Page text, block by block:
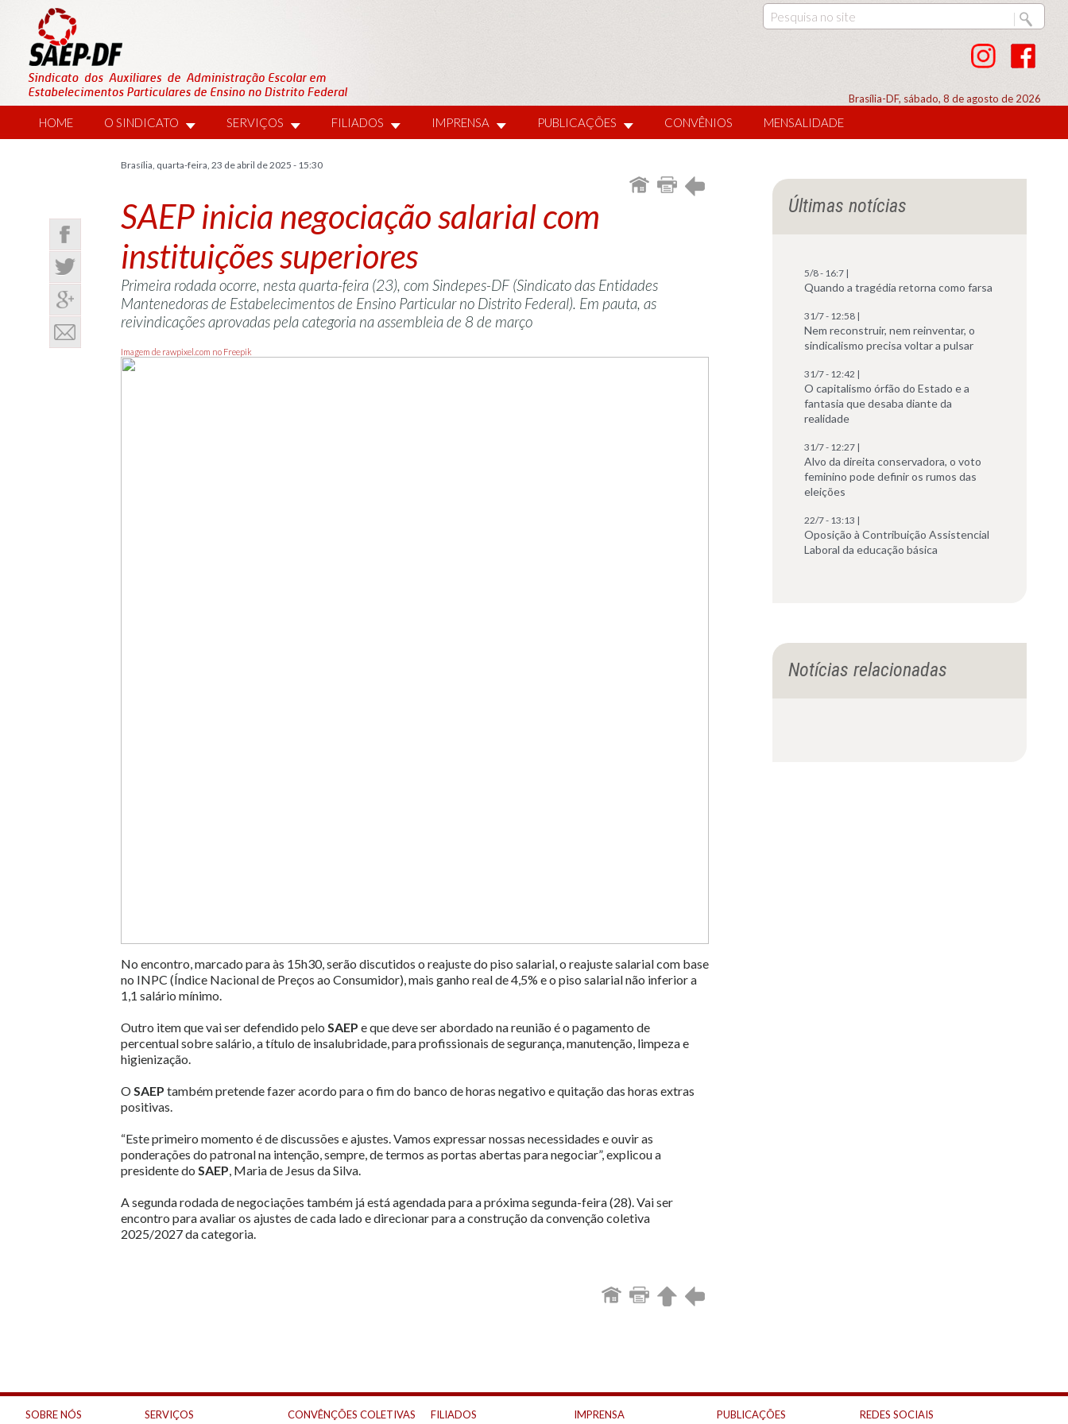
Brasília-DF, sábado, 8 de agosto de 2026
HOME O SINDICATO SERVIÇOS FILIADOS IMPRENSA PUBLICAÇÕES CONVÊNIOS MENSALIDADE
Brasília, quarta-feira, 23 de abril de 2025 - 15:30
SAEP inicia negociação salarial com
instituições superiores
Primeira rodada ocorre, nesta quarta-feira (23), com Sindepes-DF (Sindicato das Entidades
Mantenedoras de Estabelecimentos de Ensino Particular no Distrito Federal). Em pauta, as
reivindicações aprovadas pela categoria na assembleia de 8 de março
Imagem de rawpixel.com no Freepik
No encontro, marcado para às 15h30, serão discutidos o reajuste do piso salarial, o reajuste salarial com base
no INPC (Índice Nacional de Preços ao Consumidor), mais ganho real de 4,5% e o piso salarial não inferior a
1,1 salário mínimo.
Outro item que vai ser defendido pelo SAEP e que deve ser abordado na reunião é o pagamento de
percentual sobre salário, a título de insalubridade, para profissionais de segurança, manutenção, limpeza e
higienização.
OSAEP também pretende fazer acordo para o fim do banco de horas negativo e quitação das horas extras
positivas.
“Este primeiro momento é de discussões e ajustes. Vamos expressar nossas necessidades e ouvir as
ponderações do patronal na intenção, sempre, de termos as portas abertas para negociar”, explicou a
presidente do SAEP, Maria de Jesus da Silva.
A segunda rodada de negociações também já está agendada para a próxima segunda-feira (28). Vai ser
encontro para avaliar os ajustes de cada lado e direcionar para a construção da convenção coletiva
2025/2027 da categoria.
Últimas notícias
5/8 - 16:7 |
Quando a tragédia retorna como farsa
31/7 - 12:58 |
Nem reconstruir, nem reinventar, o
sindicalismo precisa voltar a pulsar
31/7 - 12:42 |
O capitalismo órfão do Estado e a
fantasia que desaba diante da
realidade
31/7 - 12:27 |
Alvo da direita conservadora, o voto
feminino pode definir os rumos das
eleições
22/7 - 13:13 |
Oposição à Contribuição Assistencial
Laboral da educação básica
Notícias relacionadas
SOBRE NÓS SERVIÇOS CONVÊNÇÕES COLETIVAS FILIADOS IMPRENSA PUBLICAÇÕES REDES SOCIAIS